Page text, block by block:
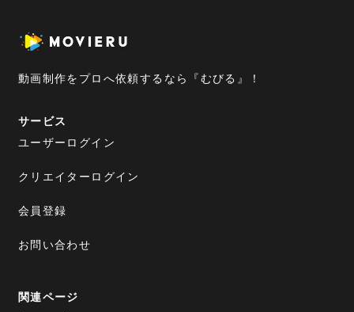
動画制作をプロへ依頼するなら『むびる』！
サービス
ユーザーログイン
クリエイターログイン
会員登録
お問い合わせ
関連ページ